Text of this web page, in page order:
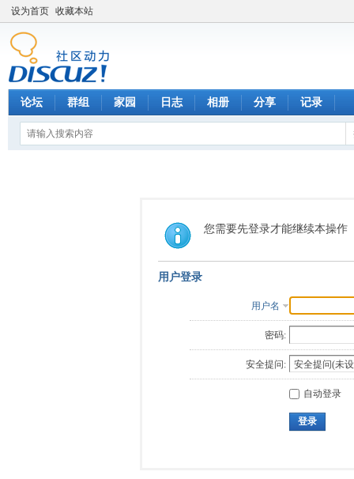
设为首页 收藏本站
论坛 群组 家园 日志 相册 分享 记录
您需要先登录才能继续本操作
用户登录
用户名
密码:
安全提问:
自动登录
登录